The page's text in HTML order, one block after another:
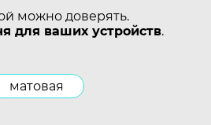
можно доверять.
для ваших устройств.
матовая